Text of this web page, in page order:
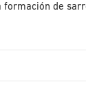
formación de